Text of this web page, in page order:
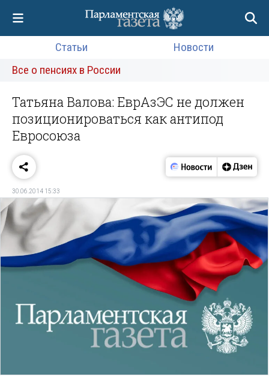
Статьи
Новости
Все о пенсиях в России
Татьяна Валова: ЕврАзЭС не должен
позиционироваться как антипод
Евросоюза
30.06.2014 15:33